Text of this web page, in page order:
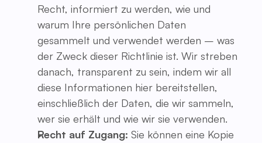
Recht, informiert zu werden, wie und
warum Ihre persönlichen Daten
gesammelt und verwendet werden – was
der Zweck dieser Richtlinie ist. Wir streben
danach, transparent zu sein, indem wir all
diese Informationen hier bereitstellen,
einschließlich der Daten, die wir sammeln,
wer sie erhält und wie wir sie verwenden.
Recht auf Zugang: Sie können eine Kopie